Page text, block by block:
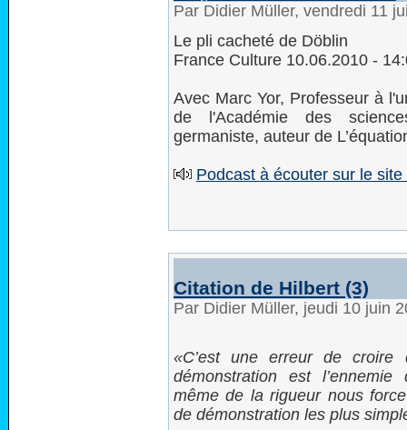
Par Didier Müller, vendredi 11
Le pli cacheté de Döblin
France Culture 10.06.2010 -
Avec Marc Yor, Professeur à
de l'Académie des
germaniste, auteur de
Podcast à écouter sur le
Citation de Hilbert (3)
Par Didier Müller, jeudi 10 juin
C’est une erreur de
démonstration est
même de la rigueur nous
de démonstration les plus